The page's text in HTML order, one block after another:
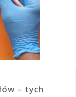
– tych